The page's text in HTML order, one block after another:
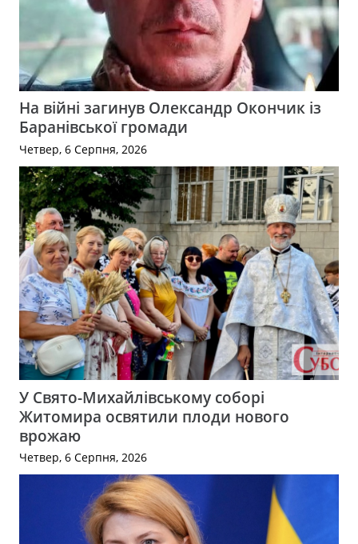
На війні загинув Олександр Окончик із
Баранівської громади
Четвер, 6 Серпня, 2026
У Свято-Михайлівському соборі
Житомира освятили плоди нового
врожаю
Четвер, 6 Серпня, 2026